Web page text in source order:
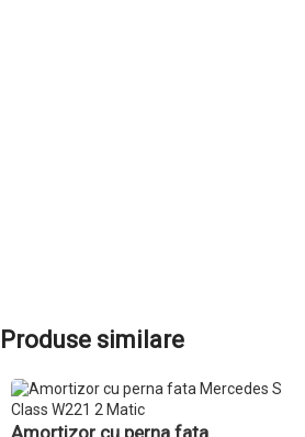
Produse similare